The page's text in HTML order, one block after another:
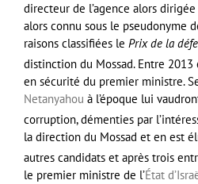
directeur de l’agence alors
alors connu sous le pseudonyme
raisons classifiées le Prix de la
distinction du Mossad. Entre
en sécurité du premier ministre.
Netanyahou à l’époque lui
corruption, démenties par
la direction du Mossad et en est
autres candidats et après trois
le premier ministre de l’État